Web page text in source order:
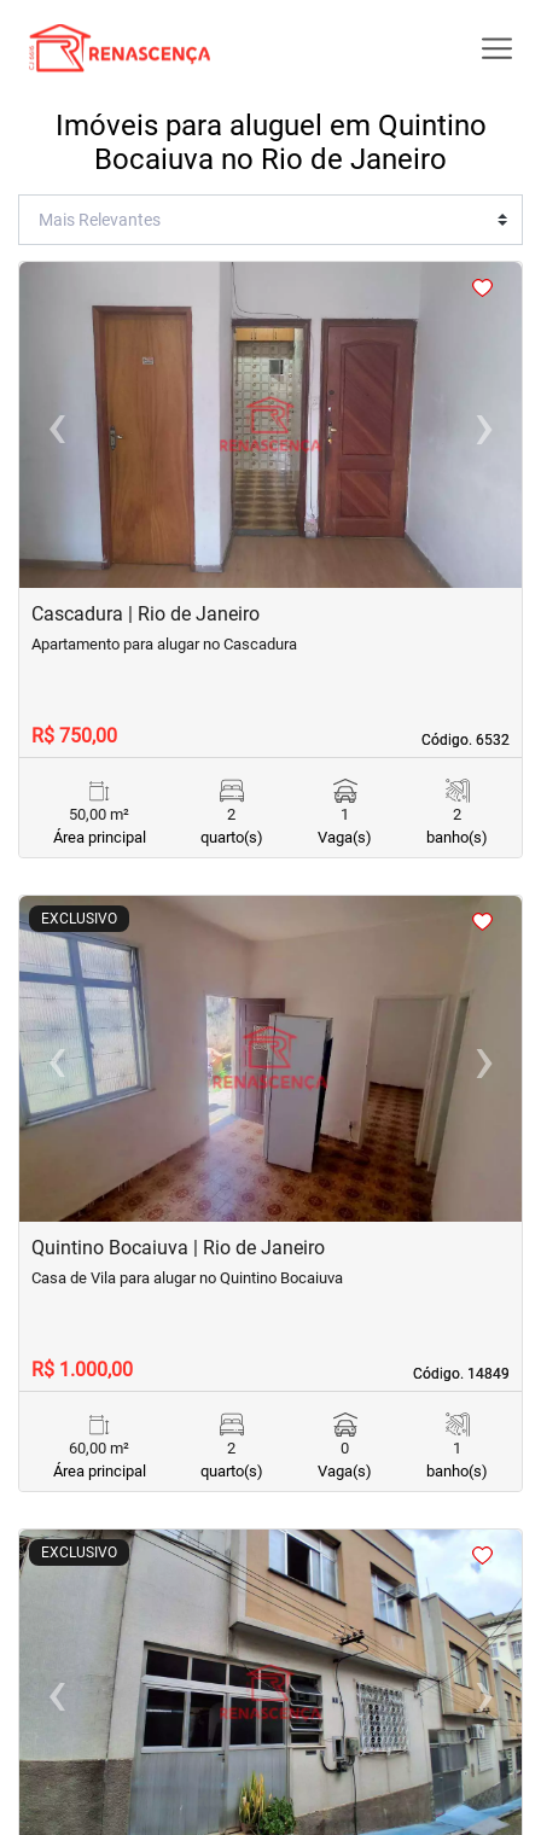
Imóveis para aluguel em Quintino
Bocaiuva no Rio de Janeiro
<
‹Previous ›Next
Cascadura | Rio de Janeiro
Código. 6532
Código. 6532
Apartamento para alugar no Cascadura
R$ 750,00
50,00 m²
Área principal
2
quarto(s)
1
Vaga(s)
2
banho(s)
EXCLUSIVO
<<<<
‹Previous ›Next
Quintino Bocaiuva | Rio de Janeiro
Código. 14849
Código. 14849
Casa de Vila para alugar no Quintino Bocaiuva
R$ 1.000,00
60,00 m²
Área principal
2
quarto(s)
0
Vaga(s)
1
banho(s)
EXCLUSIVO
<<<<
‹Previous ›Next